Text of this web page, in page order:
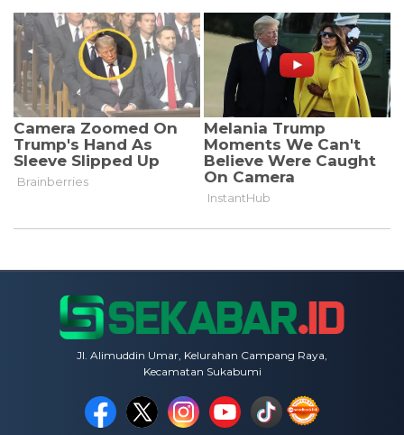
Jl. Alimuddin Umar, Kelurahan Campang Raya,
Kecamatan Sukabumi